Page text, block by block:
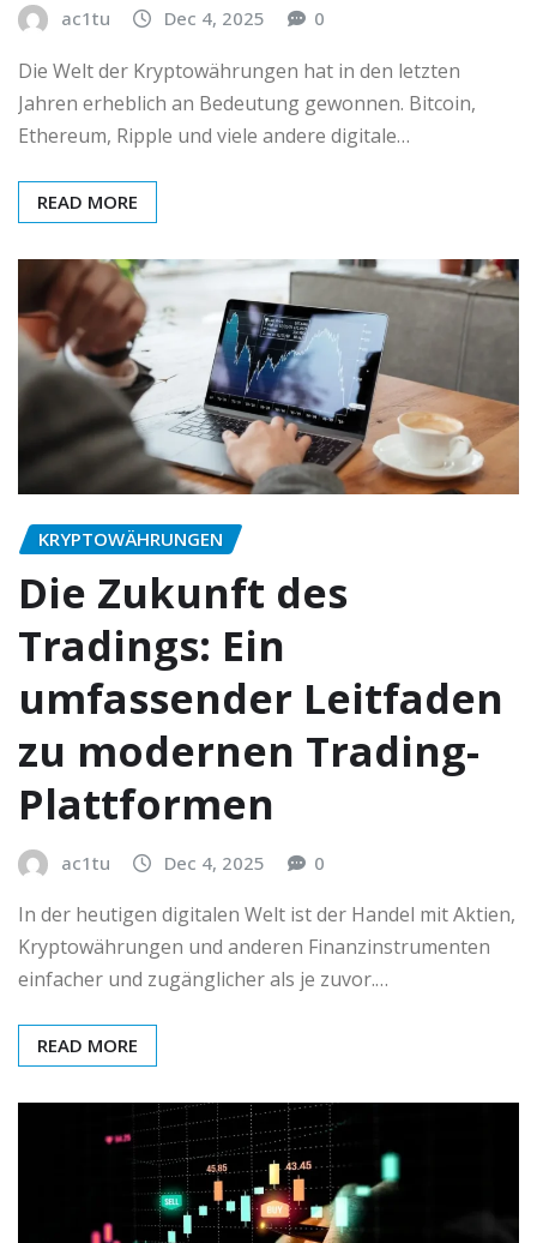
ac1tu Dec 4, 2025 0
Die Welt der Kryptowährungen hat in den letzten
Jahren erheblich an Bedeutung gewonnen. Bitcoin,
Ethereum, Ripple und viele andere digitale…
READ MORE
KRYPTOWÄHRUNGEN
Die Zukunft des
Tradings: Ein
umfassender Leitfaden
zu modernen Trading-
Plattformen
ac1tu Dec 4, 2025 0
In der heutigen digitalen Welt ist der Handel mit Aktien,
Kryptowährungen und anderen Finanzinstrumenten
einfacher und zugänglicher als je zuvor.…
READ MORE